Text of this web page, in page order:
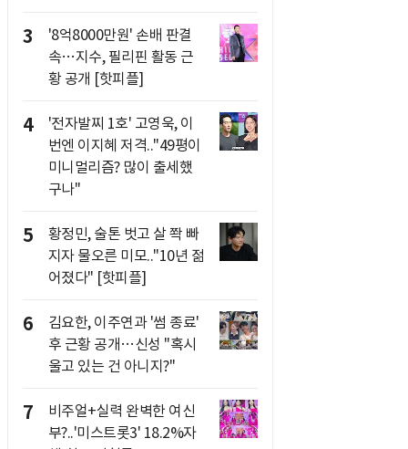
3
'8억8000만원' 손배 판결
속…지수, 필리핀 활동 근
황 공개 [핫피플]
4
'전자발찌 1호' 고영욱, 이
번엔 이지혜 저격.."49평이
미니멀리즘? 많이 출세했
구나"
5
황정민, 술톤 벗고 살 쫙 빠
지자 물오른 미모.."10년 젊
어졌다" [핫피플]
6
김요한, 이주연과 '썸 종료'
후 근황 공개…신성 "혹시
울고 있는 건 아니지?"
7
비주얼+실력 완벽한 여신
부?..'미스트롯3' 18.2%자